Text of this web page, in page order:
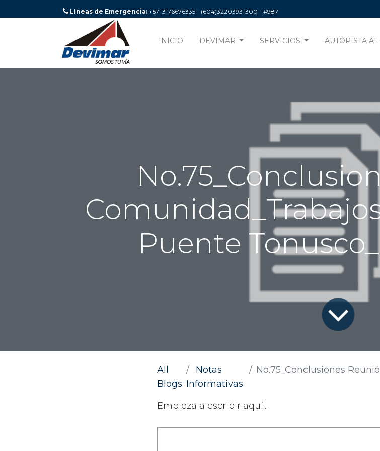
Líneas de Emergencia: +57 3176676335 - (604)3220393-300 - #987
INICIO DEVIMAR SERVICIOS AUTOPISTA AL
Puente
All
Blogs
Notas
Informativas
No.75_Conclusiones Reunión
Empieza a escribir aquí...